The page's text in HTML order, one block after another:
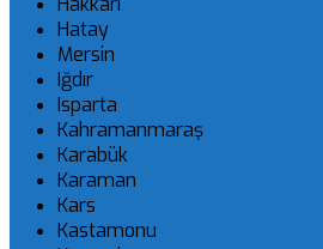
Hatay
Mersin
Iğdır
Isparta
Kahramanmaraş
Karabük
Karaman
Kars
Kastamonu